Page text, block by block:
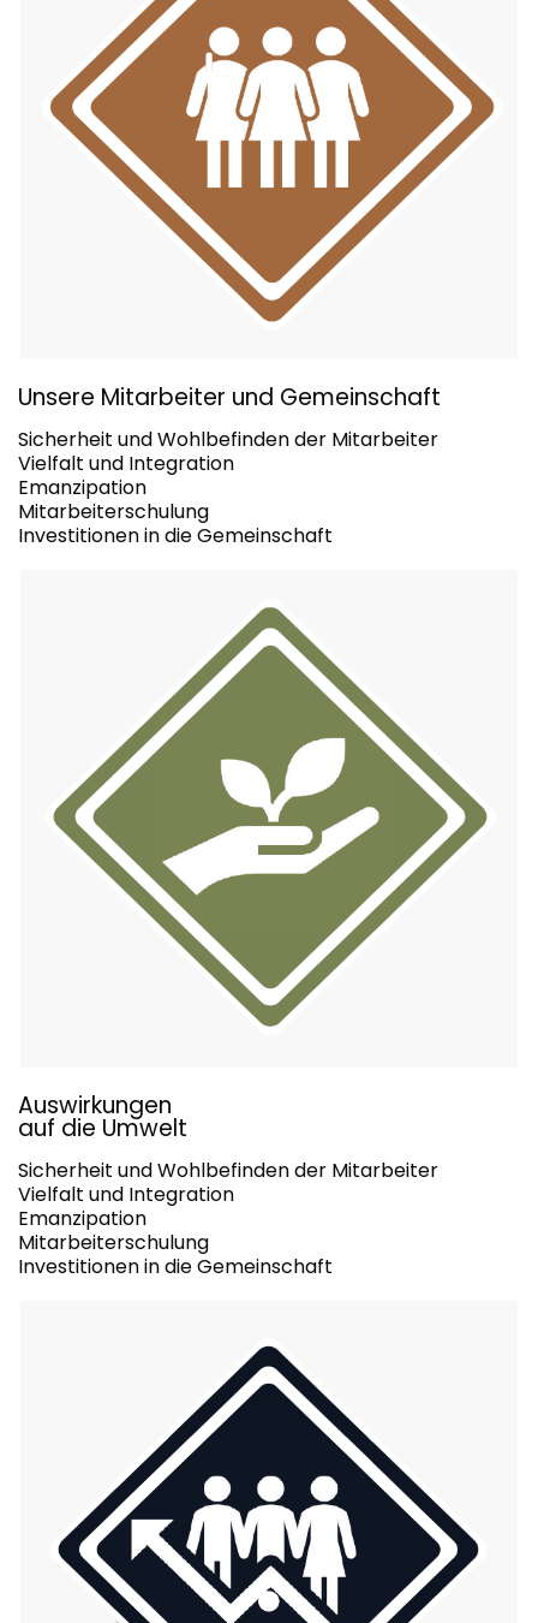
Unsere Mitarbeiter und Gemeinschaft
Sicherheit und Wohlbefinden der Mitarbeiter
Vielfalt und Integration
Emanzipation
Mitarbeiterschulung
Investitionen in die Gemeinschaft
Auswirkungen
auf die Umwelt
Sicherheit und Wohlbefinden der Mitarbeiter
Vielfalt und Integration
Emanzipation
Mitarbeiterschulung
Investitionen in die Gemeinschaft